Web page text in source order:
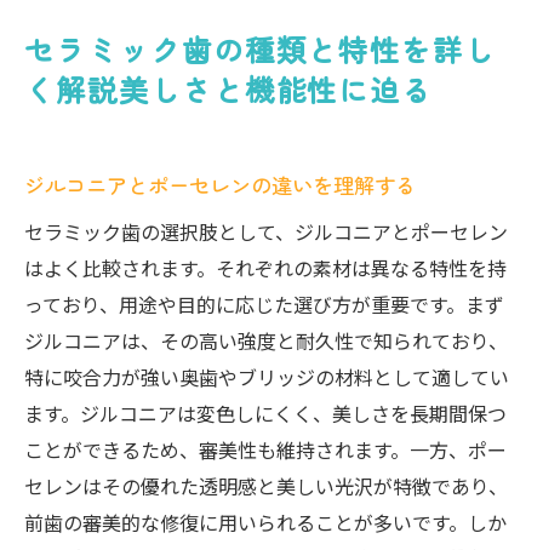
セラミック歯の耐久性を決める要因
セラミック歯の選び方：あなたに合った素
最適なセラミック歯を選ぶために知っておくべ
き素材の特性
ジルコニアの特性と利用シーン
ポーセレンの審美性と適用範囲
リチウムジシリケートの強度と選び方
セラミックブロックの革新と進化
セラミック歯の素材比較と適用例
自分に最適なセラミック素材を見極めるポ
イント
セラミック歯の美しさを引き出すための選択ポ
セラミック歯の種類と特性を詳し
く解説美しさと機能性に迫る
ジルコニアとポーセレンの違いを理解する
セラミック歯の選択肢として、ジルコニアとポーセレン
はよく比較されます。それぞれの素材は異なる特性を持
っており、用途や目的に応じた選び方が重要です。まず
ジルコニアは、その高い強度と耐久性で知られており、
特に咬合力が強い奥歯やブリッジの材料として適してい
ます。ジルコニアは変色しにくく、美しさを長期間保つ
ことができるため、審美性も維持されます。一方、ポー
セレンはその優れた透明感と美しい光沢が特徴であり、
前歯の審美的な修復に用いられることが多いです。しか